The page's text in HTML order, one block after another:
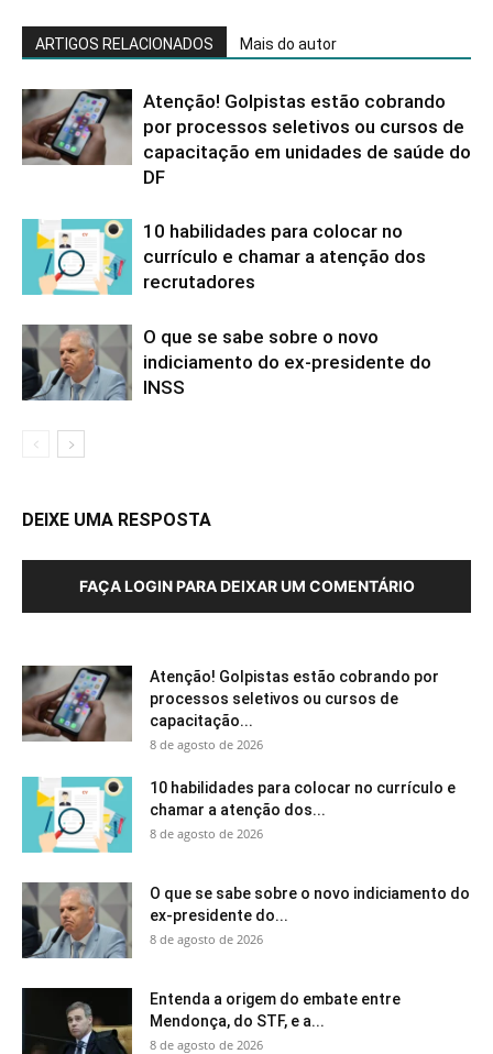
ARTIGOS RELACIONADOS Mais do autor
Atenção! Golpistas estão cobrando
por processos seletivos ou cursos de
capacitação em unidades de saúde do
DF
10 habilidades para colocar no
currículo e chamar a atenção dos
recrutadores
O que se sabe sobre o novo
indiciamento do ex-presidente do
INSS
DEIXE UMA RESPOSTA
FAÇA LOGIN PARA DEIXAR UM COMENTÁRIO
Atenção! Golpistas estão cobrando por
processos seletivos ou cursos de
capacitação...
8 de agosto de 2026
10 habilidades para colocar no currículo e
chamar a atenção dos...
8 de agosto de 2026
O que se sabe sobre o novo indiciamento do
ex-presidente do...
8 de agosto de 2026
Entenda a origem do embate entre
Mendonça, do STF, e a...
8 de agosto de 2026